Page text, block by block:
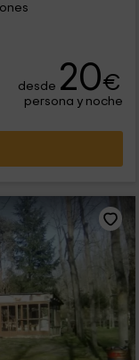
desde 20€
persona y noche